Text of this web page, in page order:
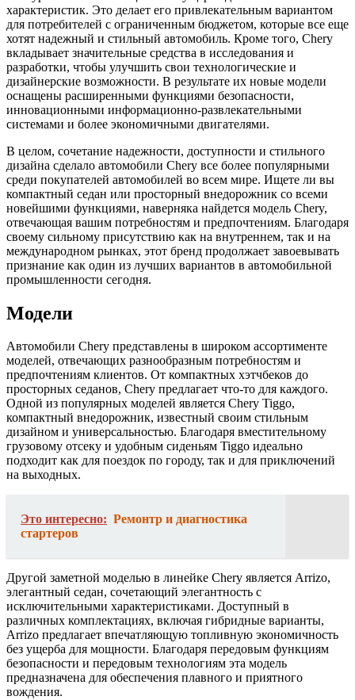
характеристик. Это делает его привлекательным вариантом
для потребителей с ограниченным бюджетом, которые все еще
хотят надежный и стильный автомобиль. Кроме того, Chery
вкладывает значительные средства в исследования и
разработки, чтобы улучшить свои технологические и
дизайнерские возможности. В результате их новые модели
оснащены расширенными функциями безопасности,
инновационными информационно-развлекательными
системами и более экономичными двигателями.
В целом, сочетание надежности, доступности и стильного
дизайна сделало автомобили Chery все более популярными
среди покупателей автомобилей во всем мире. Ищете ли вы
компактный седан или просторный внедорожник со всеми
новейшими функциями, наверняка найдется модель Chery,
отвечающая вашим потребностям и предпочтениям. Благодаря
своему сильному присутствию как на внутреннем, так и на
международном рынках, этот бренд продолжает завоевывать
признание как один из лучших вариантов в автомобильной
промышленности сегодня.
Модели
Автомобили Chery представлены в широком ассортименте
моделей, отвечающих разнообразным потребностям и
предпочтениям клиентов. От компактных хэтчбеков до
просторных седанов, Chery предлагает что-то для каждого.
Одной из популярных моделей является Chery Tiggo,
компактный внедорожник, известный своим стильным
дизайном и универсальностью. Благодаря вместительному
грузовому отсеку и удобным сиденьям Tiggo идеально
подходит как для поездок по городу, так и для приключений
на выходных.
Это интересно: Ремонтр и диагностика
стартеров
Другой заметной моделью в линейке Chery является Arrizo,
элегантный седан, сочетающий элегантность с
исключительными характеристиками. Доступный в
различных комплектациях, включая гибридные варианты,
Arrizo предлагает впечатляющую топливную экономичность
без ущерба для мощности. Благодаря передовым функциям
безопасности и передовым технологиям эта модель
предназначена для обеспечения плавного и приятного
вождения.